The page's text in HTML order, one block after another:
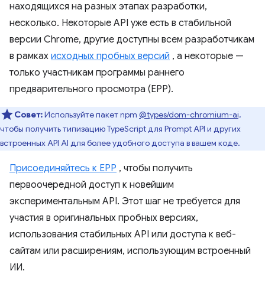
находящихся на разных этапах разработки,
несколько. Некоторые API уже есть в стабильной
версии Chrome, другие доступны всем разработчикам
в рамках исходных пробных версий , а некоторые —
только участникам программы раннего
предварительного просмотра (EPP).
Совет:Используйте пакет npm @types/dom-chromium-ai,
чтобы получить типизацию TypeScript для Prompt API и других
встроенных API AI для более удобного доступа в вашем коде.
Присоединяйтесь к EPP , чтобы получить
первоочередной доступ к новейшим
экспериментальным API. Этот шаг не требуется для
участия в оригинальных пробных версиях,
использования стабильных API или доступа к веб-
сайтам или расширениям, использующим встроенный
ИИ.